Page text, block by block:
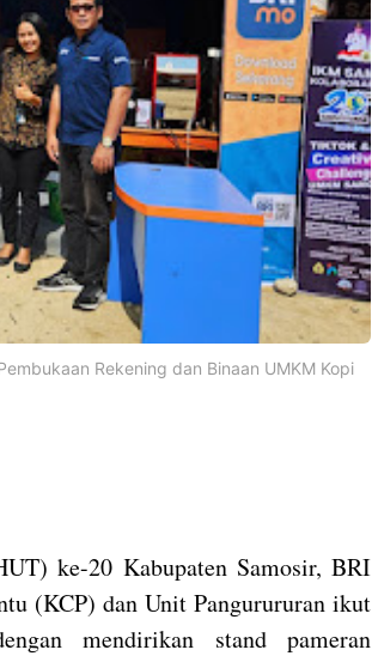
Rekening dan Binaan UMKM Kopi
ke-20 Kabupaten Samosir, BRI
(KCP) dan Unit Pangurururan ikut
mendirikan stand pameran